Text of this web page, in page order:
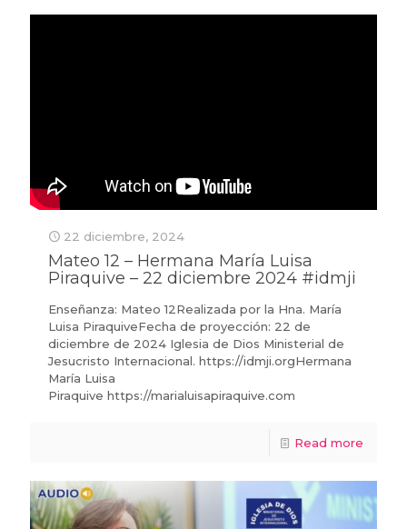
22 diciembre, 2024
Mateo 12 – Hermana María Luisa
Piraquive – 22 diciembre 2024 #idmji
Enseñanza: Mateo 12Realizada por la Hna. María
Luisa PiraquiveFecha de proyección: 22 de
diciembre de 2024 Iglesia de Dios Ministerial de
Jesucristo Internacional. https://idmji.orgHermana
María Luisa
Piraquive https://marialuisapiraquive.com
Read more